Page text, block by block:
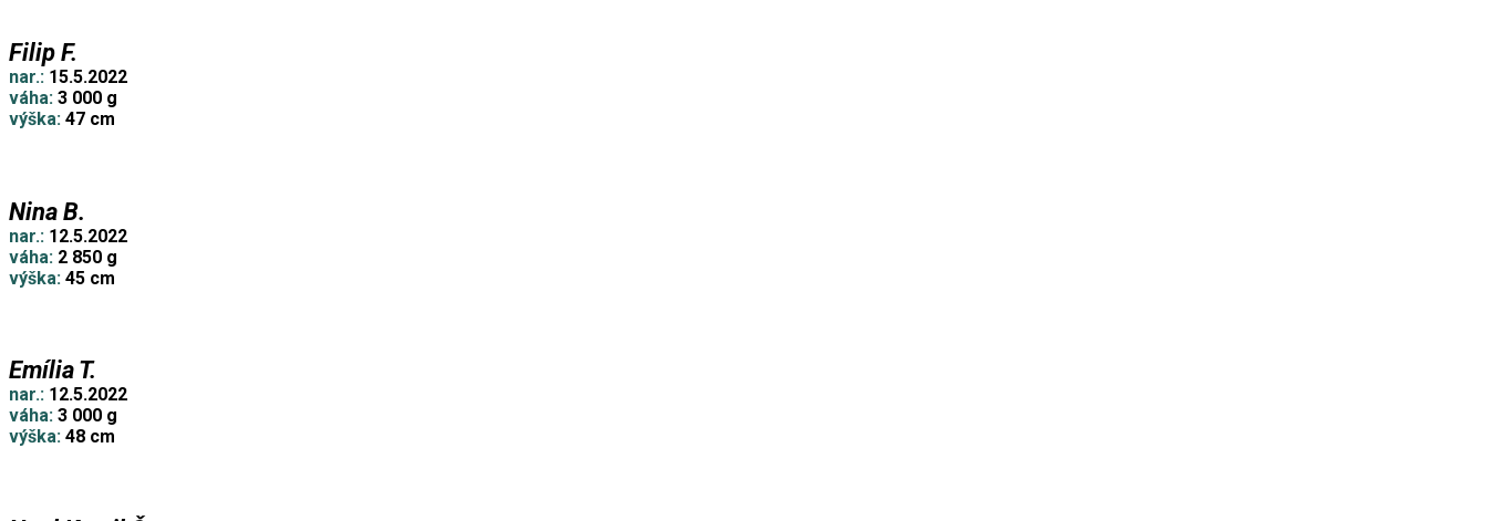
Filip F.
nar.: 15.5.2022
váha: 3 000 g
výška: 47 cm
Nina B.
nar.: 12.5.2022
váha: 2 850 g
výška: 45 cm
Emília T.
nar.: 12.5.2022
váha: 3 000 g
výška: 48 cm